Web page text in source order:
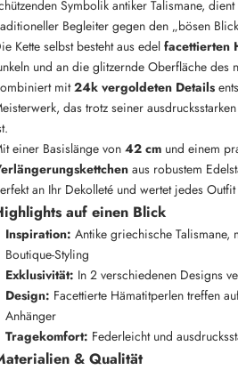
Symbolik antiker Talismane,
Begleiter gegen den „bösen
Kette selbst besteht aus edelfacettierten
und an die glitzernde Oberfläche des
mit24k vergoldeten Details
das trotz seiner
einer Basislänge von42 cm und einem
aus robustem
an Ihr Dekolleté und wertet jedes
auf einen Blick
Inspiration: Antike griechische
Boutique-Styling
Exklusivität: In 2 verschiedenen Designs
Design: Facettierte Hämatitperlen treffen
Anhänger
Tragekomfort: Federleicht und
& Qualität